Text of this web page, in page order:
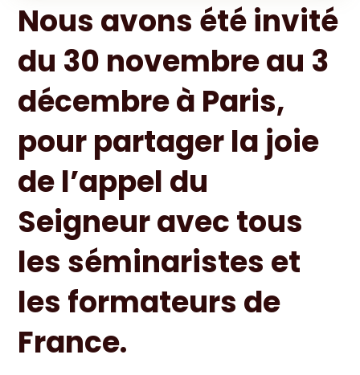
Nous avons été invité
du 30 novembre au 3
décembre à Paris,
pour partager la joie
de l’appel du
Seigneur avec tous
les séminaristes et
les formateurs de
France.